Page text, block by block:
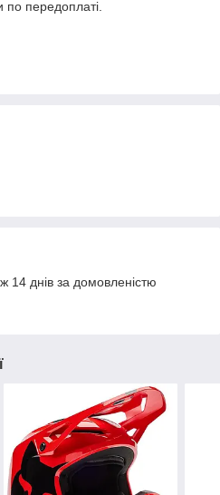
по передоплаті.
14 днів за домовленістю